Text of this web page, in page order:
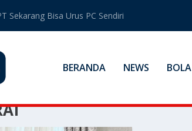
Sekarang Bisa Urus PC Sendiri
BERANDA NEWS BOLA